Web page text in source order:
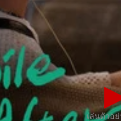
เล่นตัวอ